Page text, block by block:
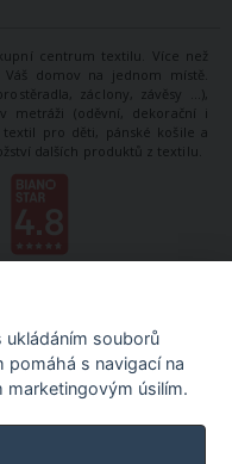
centrum textilu. Více než
domov na jednom místě.
záclony, závěsy ...),
(oděvní, dekorační i
pro děti, pánské košile a
dalších produktů z textilu.
ukládáním souborů
pomáhá s navigací na
marketingovým úsilím.